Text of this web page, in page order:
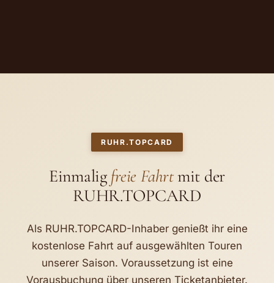
RUHR.TOPCARD
Einmalig freie Fahrtmit der
RUHR.TOPCARD
Als RUHR.TOPCARD-Inhaber genießt ihr eine
kostenlose Fahrt auf ausgewählten Touren
unserer Saison. Voraussetzung ist eine
Vorausbuchung über unseren Ticketanbieter.